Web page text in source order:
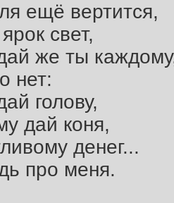
ещё вертится,
свет,
же ты
нет:
голову,
дай коня,
денег...
про меня.